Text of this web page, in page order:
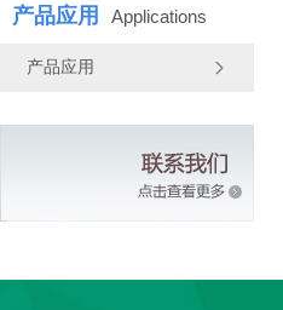
产品应用 Applications
产品应用